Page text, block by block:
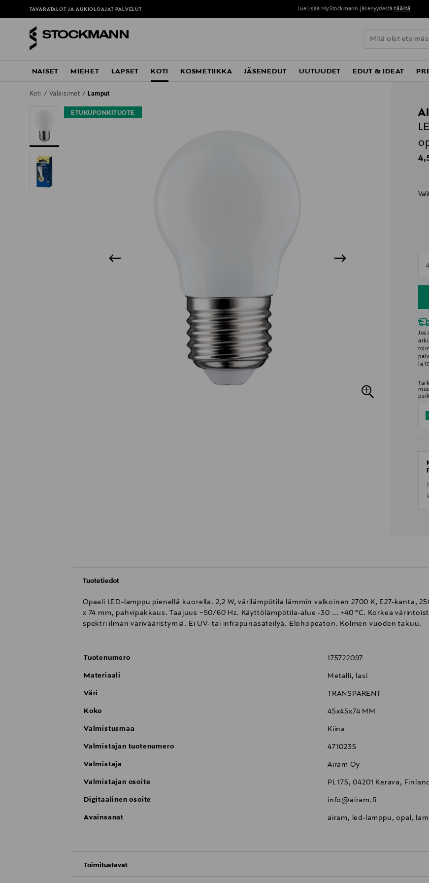
TAVARATALOT JA AUKIOLOAJAT PALVELUT Lue lisää MyStockmann-jäsenyydestä täältä
NAISET MIEHET LAPSET KOTI KOSMETIIKKA JÄSENEDUT UUTUUDET EDUT & IDEAT
Koti Valaisimet Lamput
ETUKUPONKITUOTE
Jos
la
Tuotetiedot
Opaali LED-lamppu pienellä kuorella. 2,2 W, värilämpötila lämmin valkoinen 2700 K, E27-kanta,
x 74 mm, pahvipakkaus. Taajuus ~50/60 Hz. Käyttölämpötila-alue -30 … +40 °C. Korkea
spektri ilman värivääristymiä. Ei UV- tai infrapunasäteilyä. Elohopeaton. Kolmen vuoden takuu.
Tuotenumero 175722097
Materiaali Metalli, lasi
Väri TRANSPARENT
Koko 45x45x74 MM
Valmistusmaa Kiina
Valmistajan tuotenumero 4710235
Valmistaja Airam Oy
Valmistajan osoite PL 175, 04201 Kerava,
Digitaalinen osoite info@airam.fi
Avainsanat airam, led-lamppu, opal,
Toimitustavat